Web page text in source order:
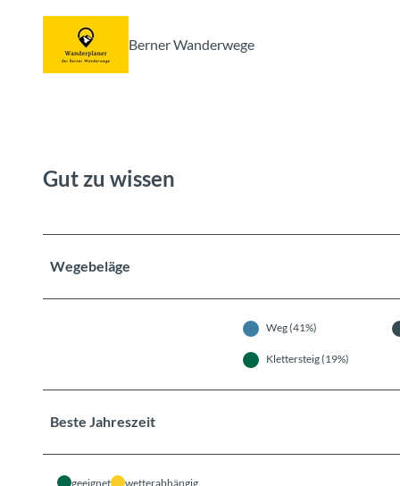
Berner Wanderwege
Gut zu wissen
Wegebeläge
Weg (41%)
Klettersteig (19%)
Beste Jahreszeit
geeignet wetterabhängig